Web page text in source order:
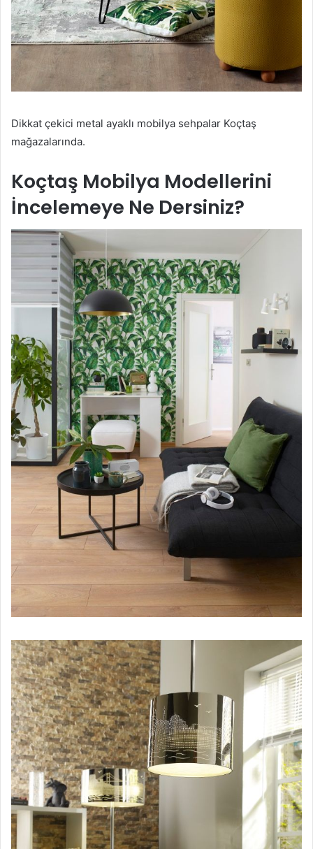
Dikkat çekici metal ayaklı mobilya sehpalar Koçtaş
mağazalarında.
Koçtaş Mobilya Modellerini
İncelemeye Ne Dersiniz?